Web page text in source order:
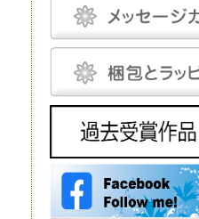
ザーブドフラワーと比較するとなる
魅力は、やはりその生命感です。
元々、寿命が短いということもあり
合、1～2週間で寿命を迎えてしまう
飾ることを考えるとデメリットだと
スプレイとして使われることもあり
高価で、また、当然ながら長期間飾
造花は、実在するお花をモチーフに
ブドフラワーが原材料に生花を使う
などを使いますので、まったく性質
インテリアやフラワーアレンジメン
リティを持つ造花は、値段も高い代
ルックスや質感については、やはり
ん。 もちろん、何も手をかけなくて